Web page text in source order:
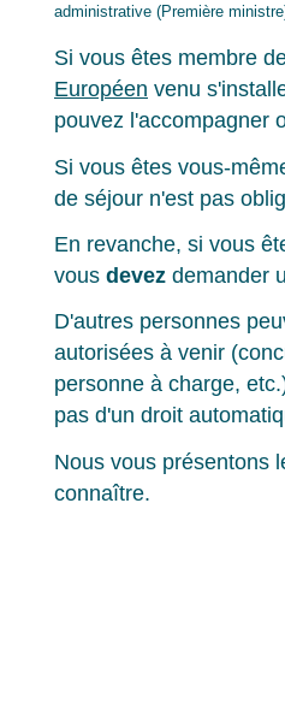
administrative (Première
Si vous êtes membre
Européen venu
pouvez l'accompagner
Si vous êtes vous-
de séjour n'est pas
En revanche, si vous
vous devez demander
D'autres personnes
autorisées à venir
personne à charge,
pas d'un droit
Nous vous présentons
connaître.